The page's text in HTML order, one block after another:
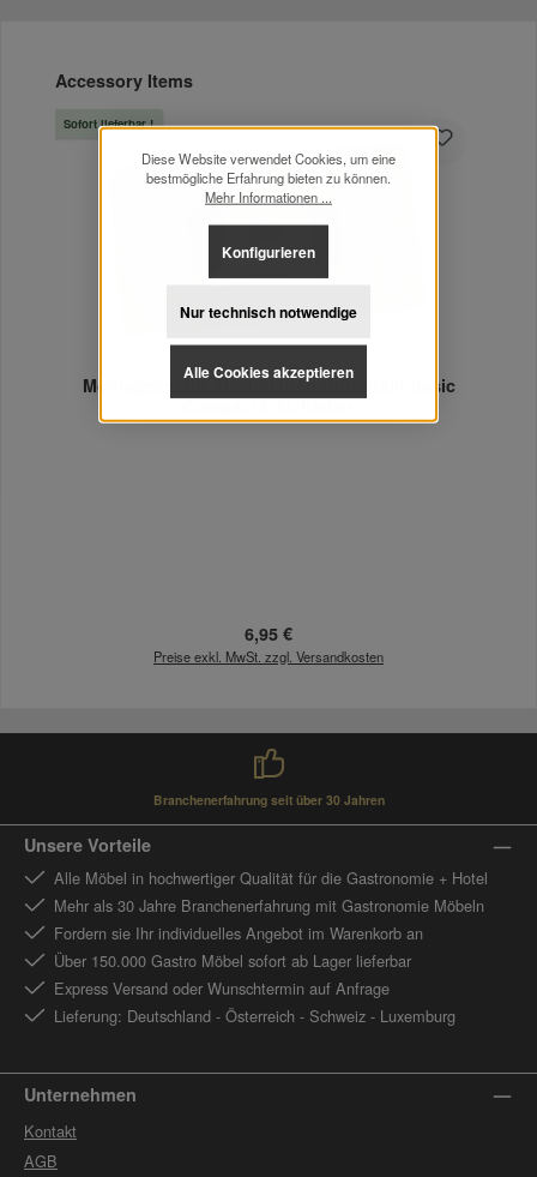
Produktgalerie überspringen
Accessory Items
Sofort lieferbar !
Montageset für Tischplatten Outdoralit Basic
Compact inkl. Kleber
Regulärer Preis:
6,95 €
Preise exkl. MwSt. zzgl. Versandkosten
Branchenerfahrung seit über 30 Jahren
Unsere Vorteile
Alle Möbel in hochwertiger Qualität für die Gastronomie + Hotel
Mehr als 30 Jahre Branchenerfahrung mit Gastronomie Möbeln
Fordern sie Ihr individuelles Angebot im Warenkorb an
Über 150.000 Gastro Möbel sofort ab Lager lieferbar
Express Versand oder Wunschtermin auf Anfrage
Lieferung: Deutschland - Österreich - Schweiz - Luxemburg
Unternehmen
Kontakt
AGB
Diese Website verwendet Cookies, um eine
bestmögliche Erfahrung bieten zu können.
Mehr Informationen ...
Nur technisch notwendige
Konfigurieren
Alle Cookies akzeptieren